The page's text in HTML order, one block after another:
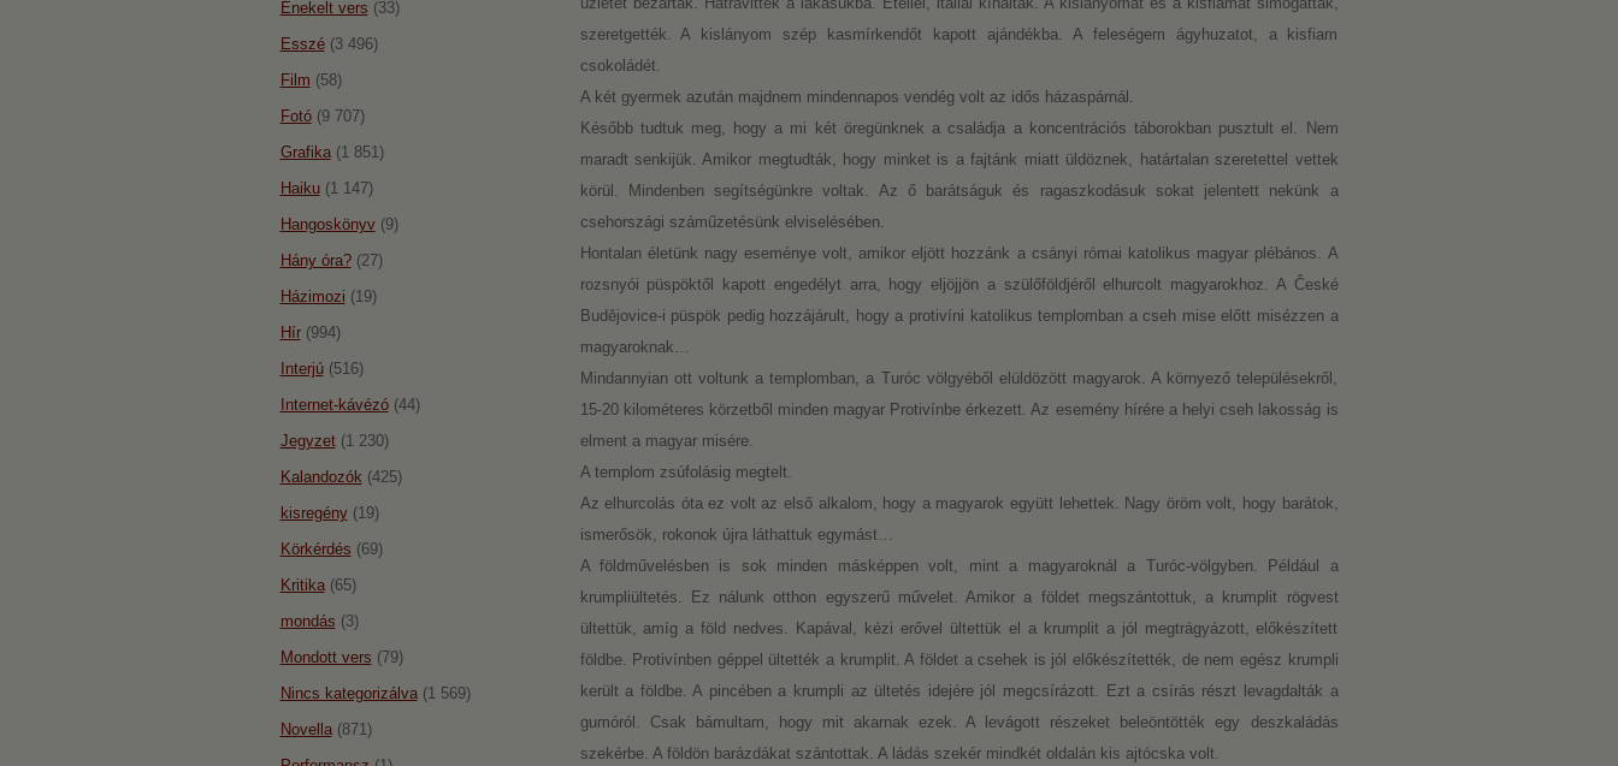
szeretgették. A kislányom szép kasmírkendőt kapott ajándékba. A feleségem ágyhuzatot, a kisfiam
csokoládét.
A két gyermek azután majdnem mindennapos vendég volt az idős házaspárnál.
Később tudtuk meg, hogy a mi két öregünknek a családja a koncentrációs táborokban pusztult el. Nem
maradt senkijük. Amikor megtudták, hogy minket is a fajtánk miatt üldöznek, határtalan szeretettel vettek
körül. Mindenben segítségünkre voltak. Az ő barátságuk és ragaszkodásuk sokat jelentett nekünk a
csehországi száműzetésünk elviselésében.
Hontalan életünk nagy eseménye volt, amikor eljött hozzánk a csányi római katolikus magyar plébános. A
rozsnyói püspöktől kapott engedélyt arra, hogy eljöjjön a szülőföldjéről elhurcolt magyarokhoz. A České
Budějovice-i püspök pedig hozzájárult, hogy a protivíni katolikus templomban a cseh mise előtt misézzen a
magyaroknak…
Mindannyian ott voltunk a templomban, a Turóc völgyéből elüldözött magyarok. A környező településekről,
15-20 kilométeres körzetből minden magyar Protivínbe érkezett. Az esemény hírére a helyi cseh lakosság is
elment a magyar misére.
A templom zsúfolásig megtelt.
Az elhurcolás óta ez volt az első alkalom, hogy a magyarok együtt lehettek. Nagy öröm volt, hogy barátok,
ismerősök, rokonok újra láthattuk egymást…
A földművelésben is sok minden másképpen volt, mint a magyaroknál a Turóc-völgyben. Például a
krumpliültetés. Ez nálunk otthon egyszerű művelet. Amikor a földet megszántottuk, a krumplit rögvest
ültettük, amíg a föld nedves. Kapával, kézi erővel ültettük el a krumplit a jól megtrágyázott, előkészített
földbe. Protivínben géppel ültették a krumplit. A földet a csehek is jól előkészítették, de nem egész krumpli
került a földbe. A pincében a krumpli az ültetés idejére jól megcsírázott. Ezt a csírás részt levagdalták a
gumóról. Csak bámultam, hogy mit akarnak ezek. A levágott részeket beleöntötték egy deszkaládás
szekérbe. A földön barázdákat szántottak. A ládás szekér mindkét oldalán kis ajtócska volt.
Énekelt vers (33)
Esszé(3 496)
Film (58)
Fotó(9 707)
Grafika(1 851)
Haiku(1 147)
Hangoskönyv(9)
Hány óra?(27)
Házimozi (19)
Hír(994)
Interjú(516)
Internet-kávézó(44)
Jegyzet(1 230)
Kalandozók (425)
kisregény(19)
Körkérdés (69)
Kritika(65)
mondás (3)
Mondott vers (79)
Nincs kategorizálva(1 569)
Novella(871)